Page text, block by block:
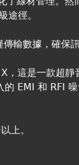
途徑。
輸數據，確保訊
這是一款超靜
EMI 和 RFI
上。